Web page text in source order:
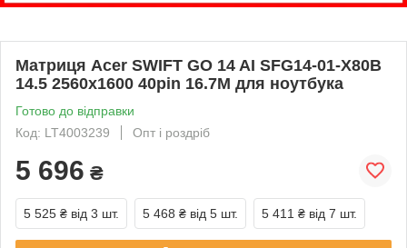
Матриця Acer SWIFT GO 14 AI SFG14-01-X80B
14.5 2560x1600 40pin 16.7M для ноутбука
Готово до відправки
Код: LT4003239
Опт і роздріб
5 696 ₴
5 525 ₴ від 3 шт. 5 468 ₴ від 5 шт. 5 411 ₴ від 7 шт.